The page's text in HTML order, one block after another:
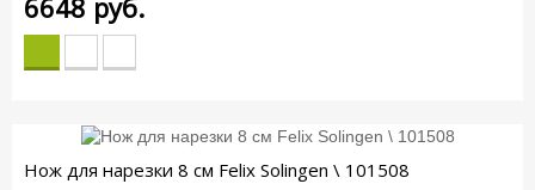
6648 руб.
Нож для нарезки 8 см Felix Solingen \ 101508